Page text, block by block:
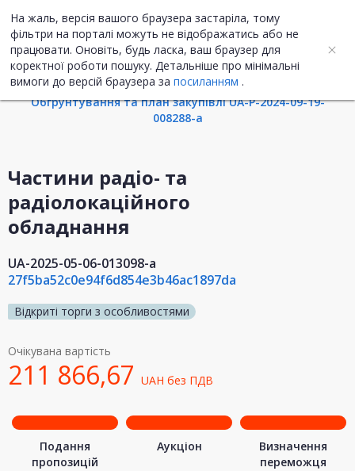
На жаль, версія вашого браузера застаріла, тому
фільтри на порталі можуть не відображатись або не
працювати. Оновіть, будь ласка, ваш браузер для
коректної роботи пошуку. Детальніше про мінімальні
вимоги до версій браузера за посиланням .
UA ENG
Інформація про закупівлю
Обгрунтування та план закупівлі UA-P-2024-09-19-
008288-a
Частини радіо- та
радіолокаційного
обладнання
UA-2025-05-06-013098-a
27f5ba52c0e94f6d854e3b46ac1897da
Відкриті торги з особливостями
Очікувана вартість
211 866,67 UAH без ПДВ
Подання
пропозицій
Аукціон
Визначення
переможця